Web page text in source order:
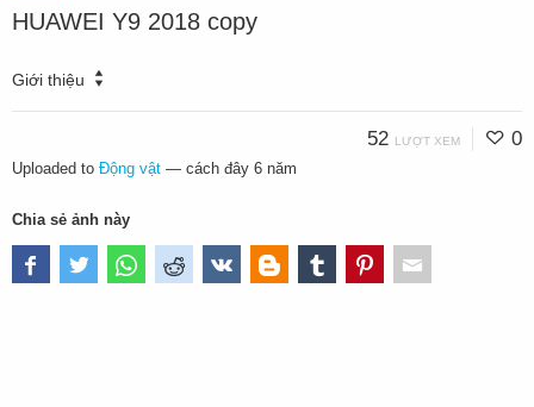
HUAWEI Y9 2018 copy
Giới thiệu
52 LƯỢT XEM 0
Uploaded to Động vật — cách đây 6 năm
Chia sẻ ảnh này